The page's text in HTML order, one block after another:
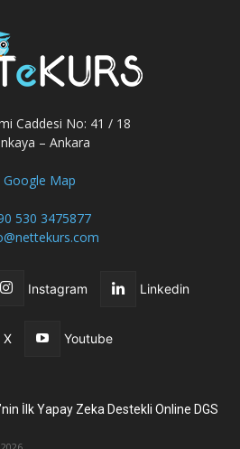
Caddesi No: 41 / 18
– Ankara
Google Map
530 3475877
Instagram Linkedin
X Youtube
İlk Yapay Zeka Destekli Online DGS